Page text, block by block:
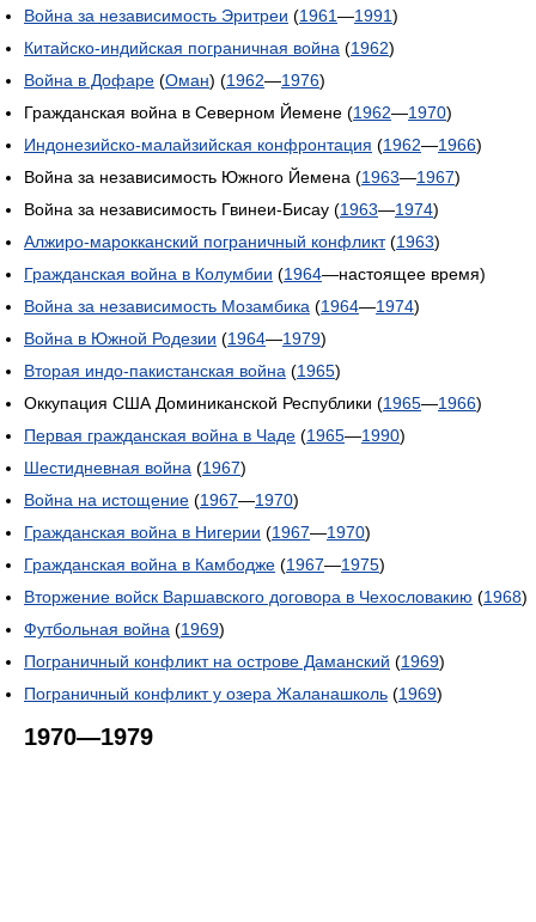
Война за независимость Эритреи (1961—1991)
Китайско-индийская пограничная война (1962)
Война в Дофаре (Оман) (1962—1976)
Гражданская война в Северном Йемене (1962—1970)
Индонезийско-малайзийская конфронтация (1962—1966)
Война за независимость Южного Йемена (1963—1967)
Война за независимость Гвинеи-Бисау (1963—1974)
Алжиро-марокканский пограничный конфликт(1963)
Гражданская война в Колумбии (1964—настоящее время)
Война за независимость Мозамбика (1964—1974)
Война в Южной Родезии (1964—1979)
Вторая индо-пакистанская война (1965)
Оккупация США Доминиканской Республики (1965—1966)
Первая гражданская война в Чаде (1965—1990)
Шестидневная война (1967)
Война на истощение (1967—1970)
Гражданская война в Нигерии (1967—1970)
Гражданская война в Камбодже (1967—1975)
Вторжение войск Варшавского договора в Чехословакию (1968)
Футбольная война (1969)
Пограничный конфликт на острове Даманский (1969)
Пограничный конфликт у озера Жаланашколь (1969)
1970—1979